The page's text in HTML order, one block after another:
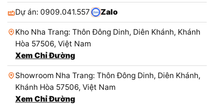
Dự án: 0909.041.557 Zalo
Kho Nha Trang: Thôn Đông Dinh, Diên Khánh, Khánh
Hòa 57506, Việt Nam
Xem Chỉ Đường
Showroom Nha Trang: Thôn Đông Dinh, Diên Khánh,
Khánh Hòa 57506, Việt Nam
Xem Chỉ Đường